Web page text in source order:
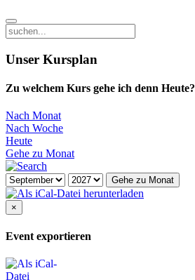
Unser Kursplan
Zu welchem Kurs gehe ich denn Heute?
Nach Monat
Nach Woche
Heute
Gehe zu Monat
Gehe zu Monat
×
Event exportieren